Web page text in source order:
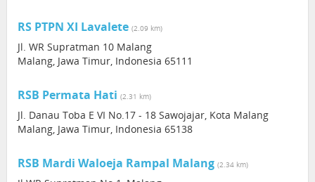
RS PTPN XI Lavalete (2.09 km)
Jl. WR Supratman 10 Malang
Malang, Jawa Timur, Indonesia 65111
RSB Permata Hati (2.31 km)
Jl. Danau Toba E VI No.17 - 18 Sawojajar, Kota Malang
Malang, Jawa Timur, Indonesia 65138
RSB Mardi Waloeja Rampal Malang (2.34 km)